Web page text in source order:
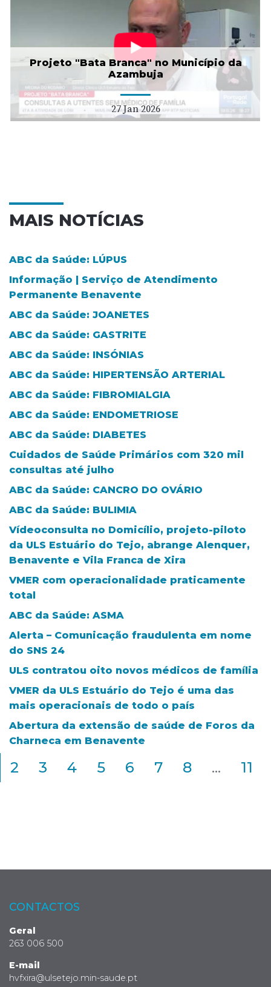
Projeto "Bata Branca" no Município da
Azambuja
27 Jan 2026
MAIS NOTÍCIAS
ABC da Saúde: LÚPUS
Informação | Serviço de Atendimento
Permanente Benavente
ABC da Saúde: JOANETES
ABC da Saúde: GASTRITE
ABC da Saúde: INSÓNIAS
ABC da Saúde: HIPERTENSÃO ARTERIAL
ABC da Saúde: FIBROMIALGIA
ABC da Saúde: ENDOMETRIOSE
ABC da Saúde: DIABETES
Cuidados de Saúde Primários com 320 mil
consultas até julho
ABC da Saúde: CANCRO DO OVÁRIO
ABC da Saúde: BULIMIA
Vídeoconsulta no Domicílio, projeto-piloto
da ULS Estuário do Tejo, abrange Alenquer,
Benavente e Vila Franca de Xira
VMER com operacionalidade praticamente
total
ABC da Saúde: ASMA
Alerta – Comunicação fraudulenta em nome
do SNS 24
ULS contratou oito novos médicos de família
VMER da ULS Estuário do Tejo é uma das
mais operacionais de todo o país
Abertura da extensão de saúde de Foros da
Charneca em Benavente
2 3 4 5 6 7 8 ... 11
CONTACTOS
Geral
263 006 500
E-mail
hvfxira@ulsetejo.min-saude.pt